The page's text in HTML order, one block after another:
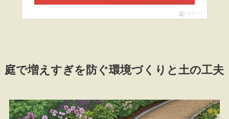
ポチップ
庭で増えすぎを防ぐ環境づくりと土の工夫